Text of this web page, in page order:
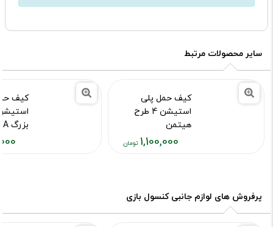
سایر محصولات مرتبط
کیف حمل پلی
استیشن 4 طرح
هیتمن
کد محصول :10015967
1,100,000
تومان
کیف
بزرگ GTA
کد محصول
پرفروش های لوازم جانبی کنسول بازی